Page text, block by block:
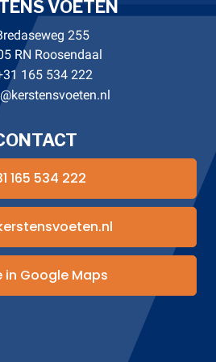
VOETEN
255
RN Roosendaal
165 534 222
165 534 222
in Google Maps